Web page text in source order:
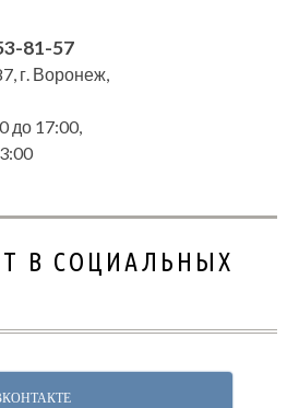
81-57
г. Воронеж,
до 17:00,
В СОЦИАЛЬНЫХ